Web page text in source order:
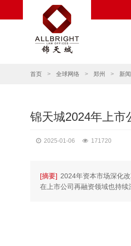
首页 > 全球网络 > 郑州 > 新
锦天城2024年上市
2025-01-06 171720
[摘要] 2024年资本市场深化
在上市公司再融资领域也持续